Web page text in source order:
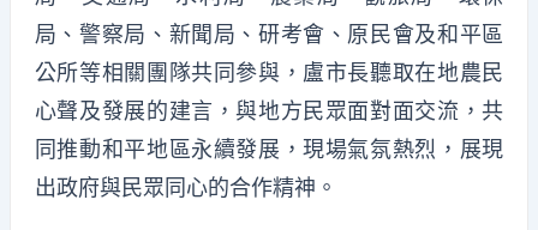
局、警察局、新聞局、研考會、原民會及和平區
公所等相關團隊共同參與，盧市長聽取在地農民
心聲及發展的建言，與地方民眾面對面交流，共
同推動和平地區永續發展，現場氣氛熱烈，展現
出政府與民眾同心的合作精神。